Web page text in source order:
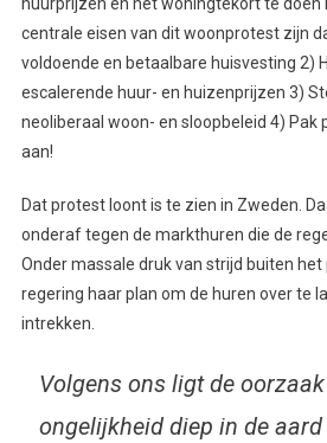
centrale eisen van dit woonprotest zijn
voldoende en betaalbare huisvesting 2)
escalerende huur- en huizenprijzen 3)
neoliberaal woon- en sloopbeleid 4) Pak
aan!
Dat protest loont is te zien in Zweden.
onderaf tegen de markthuren die de
Onder massale druk van strijd buiten
regering haar plan om de huren over te
intrekken.
Volgens ons ligt de
ongelijkheid diep in de